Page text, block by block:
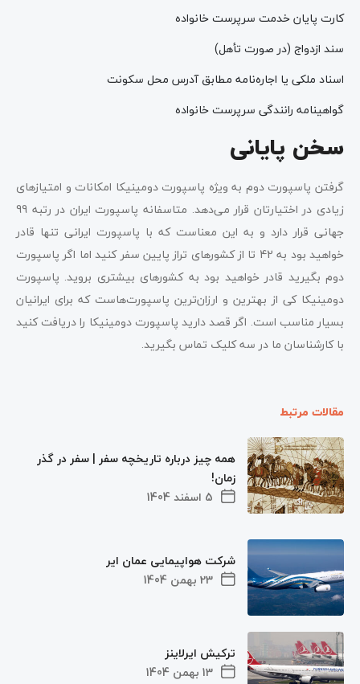
کارت پایان خدمت سرپرست خانواده
سند ازدواج (در صورت تأهل)
اسناد ملکی یا اجاره‌نامه مطابق آدرس محل سکونت
گواهینامه رانندگی سرپرست خانواده
سخن پایانی
گرفتن پاسپورت دوم به ویژه پاسپورت دومینیکا امکانات و امتیازهای
زیادی در اختیارتان قرار می‌دهد. متاسفانه پاسپورت ایران در رتبه 99
جهانی قرار دارد و به این معناست که با پاسپورت ایرانی تنها قادر
خواهید بود به 42 تا از کشورهای تراز پایین سفر کنید اما اگر پاسپورت
دوم بگیرید قادر خواهید بود به کشورهای بیشتری بروید. پاسپورت
دومینیکا کی از بهترین و ارزان‌ترین پاسپورت‌هاست که برای ایرانیان
بسیار مناسب است. اگر قصد دارید پاسپورت دومینیکا را دریافت کنید
با کارشناسان ما در سه کلیک تماس بگیرید.
مقالات مرتبط
5 اسفند 1404
همه چیز درباره تاریخچه سفر | سفر در گذر
زمان!
23 بهمن 1404
شرکت هواپیمایی عمان ایر
13 بهمن 1404
ترکیش ایرلاینز